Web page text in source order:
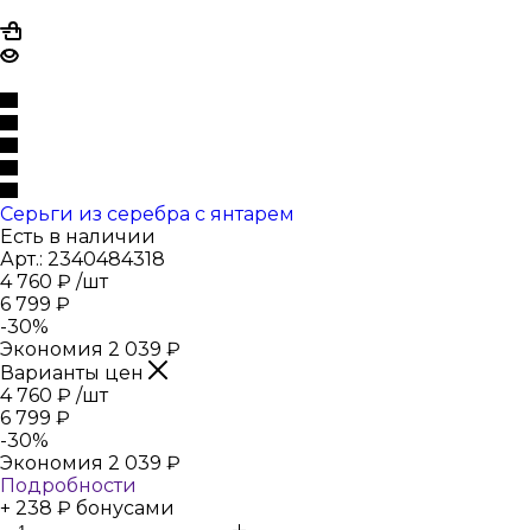
Серьги из серебра с янтарем
Есть в наличии
Арт.: 2340484318
4 760 ₽ /шт
6 799 ₽
-30%
Экономия 2 039 ₽
Варианты цен
4 760 ₽ /шт
6 799 ₽
-30%
Экономия 2 039 ₽
Подробности
+ 238 ₽ бонусами